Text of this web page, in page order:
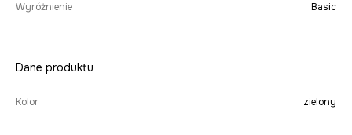
Wyróżnienie Basic
Dane produktu
Kolor zielony